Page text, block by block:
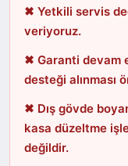
✖ Yetkili servis
veriyoruz.
✖ Garanti devam
desteği alınması
✖ Dış gövde
kasa düzeltme
değildir.